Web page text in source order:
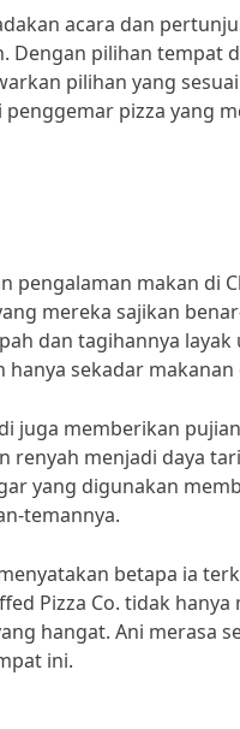
acara dan
Dengan pilihan tempat
pilihan yang
pizza yang
pengalaman makan di
mereka sajikan
dan tagihannya
sekadar makanan
juga memberikan
renyah menjadi daya
yang digunakan
temannya.
betapa ia
Pizza Co. tidak
hangat. Ani merasa
ini.